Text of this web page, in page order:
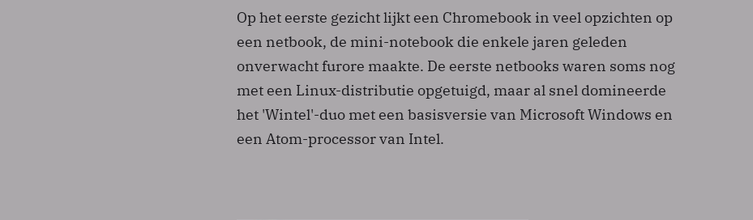
Op het eerste gezicht lijkt een Chromebook in veel opzichten op
een netbook, de mini-notebook die enkele jaren geleden
onverwacht furore maakte. De eerste netbooks waren soms nog
met een Linux-distributie opgetuigd, maar al snel domineerde
het 'Wintel'-duo met een basisversie van Microsoft Windows en
een Atom-processor van Intel.